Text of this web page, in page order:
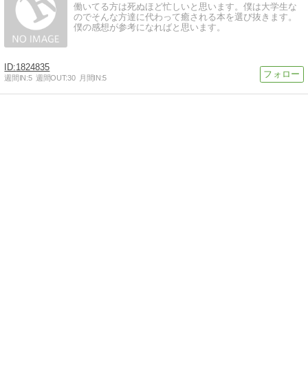
働いてる方は死ぬほど忙しいと思います。僕は大学生な
のでそんな方達に代わって癒される本を選び抜きます。
僕の感想が参考になればと思います。
1824835
週間IN:5 週間OUT:30 月間IN:5